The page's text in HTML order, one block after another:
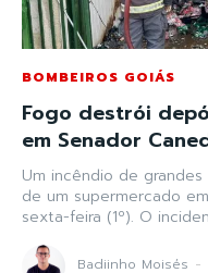
BOMBEIROS GOIÁS
Fogo destrói
em Senador
Um incêndio de
de um supermercado
sexta-feira (1º). O
Badiinho Moisés -